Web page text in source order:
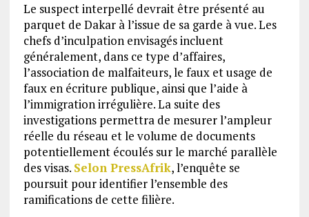
Le suspect interpellé devrait être présenté au
parquet de Dakar à l’issue de sa garde à vue. Les
chefs d’inculpation envisagés incluent
généralement, dans ce type d’affaires,
l’association de malfaiteurs, le faux et usage de
faux en écriture publique, ainsi que l’aide à
l’immigration irrégulière. La suite des
investigations permettra de mesurer l’ampleur
réelle du réseau et le volume de documents
potentiellement écoulés sur le marché parallèle
des visas. Selon PressAfrik, l’enquête se
poursuit pour identifier l’ensemble des
ramifications de cette filière.